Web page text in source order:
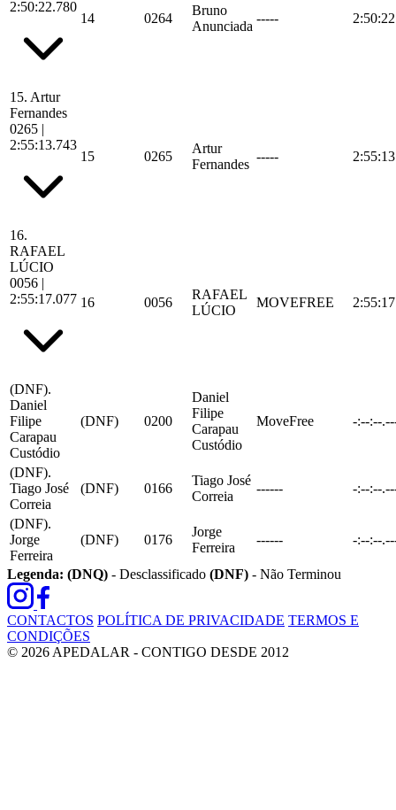
2:50:22.780
14 0264
Bruno
Anunciada
-----
15. Artur
Fernandes
0265 |
2:55:13.743
15 0265
Artur
Fernandes
-----
16.
RAFAEL
LÚCIO
0056 |
2:55:17.077 16 0056
RAFAEL
LÚCIO
MOVEFREE
(DNF).
Daniel
Filipe
Carapau
Custódio
(DNF) 0200
Daniel
Filipe
Carapau
Custódio
MoveFree -:--:--
(DNF).
Tiago José
Correia
(DNF) 0166
Tiago José
Correia
------ -:--:--
(DNF).
Jorge
Ferreira
(DNF) 0176
Jorge
Ferreira
------ -:--:--
Legenda: (DNQ) - Desclassificado (DNF) - Não Terminou
CONTACTOS POLÍTICA DE PRIVACIDADE TERMOS E
CONDIÇÕES
© 2026 APEDALAR - CONTIGO DESDE 2012